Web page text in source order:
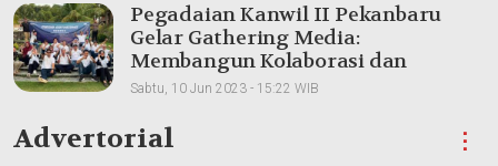
Pegadaian Kanwil II Pekanbaru
Gelar Gathering Media:
Membangun Kolaborasi dan
Meningkatkan Pemahaman Produk
Sabtu, 10 Jun 2023 - 15:22 WIB
Advertorial ⋮